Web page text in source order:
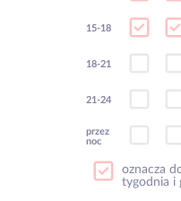
15-18
18-21
21-24
przez
noc
oznacza
tygodnia i